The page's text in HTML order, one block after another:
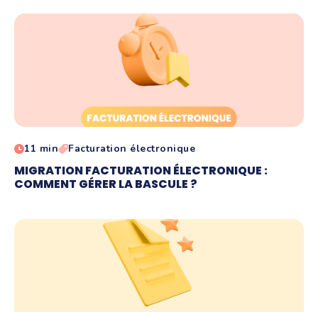
11 min Facturation électronique
MIGRATION FACTURATION ÉLECTRONIQUE :
COMMENT GÉRER LA BASCULE ?